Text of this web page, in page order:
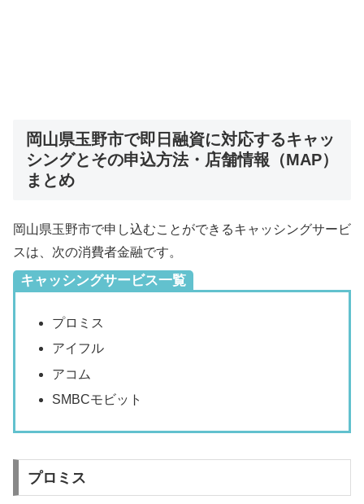
岡山県玉野市で即日融資に対応するキャッ
シングとその申込方法・店舗情報（MAP）
まとめ
岡山県玉野市で申し込むことができるキャッシングサービ
スは、次の消費者金融です。
キャッシングサービス一覧
プロミス
アイフル
アコム
SMBCモビット
プロミス